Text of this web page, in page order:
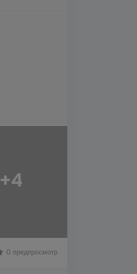
+4
0 предпросмотр